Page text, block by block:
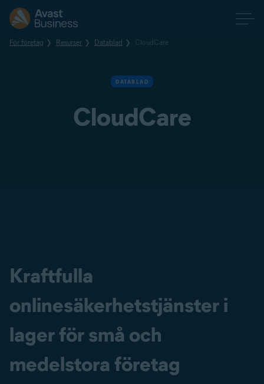
För företag Resurser Datablad CloudCare
DATABLAD
CloudCare
Kraftfulla
onlinesäkerhetstjänster i
lager för små och
medelstora företag